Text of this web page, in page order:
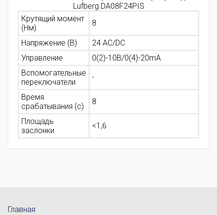
Lufberg DA08F24PIS
Крутящий момент
(Нм)
8
Напряжение (В)
24 AC/DC
Управление
0(2)-10B/0(4)-20mA
Вспомогательные
переключатели
-
Время
срабатывания (с)
8
Площадь
заслонки
<1,6
Главная